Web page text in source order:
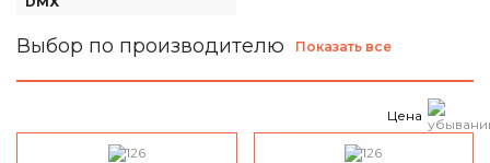
Выбор по производителю Показать все
Цена